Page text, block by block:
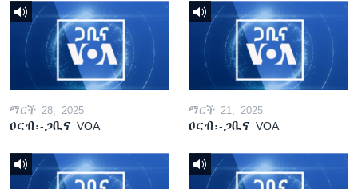
ማርች 28, 2025
ዐርብ፡-ጋቢና VOA
ማርች 21, 2025
ዐርብ፡-ጋቢና VOA